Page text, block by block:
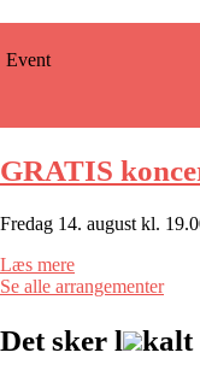
Event
GRATIS
Fredag 14. august kl.
Læs mere
Se alle arrangementer
Det sker l kalt